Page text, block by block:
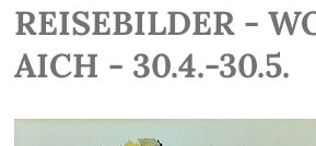
REISEBILDER -
AICH - 30.4.-30.5.